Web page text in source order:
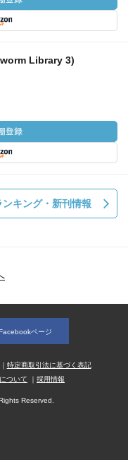
Library 3)
キング・新刊情報
ページ
特定商取引法に基づく表記
ついて 採用情報
Reserved.